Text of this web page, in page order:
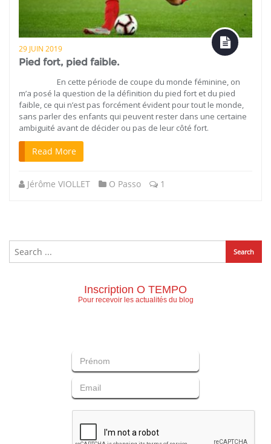
29 JUIN 2019
Pied fort, pied faible.
En cette période de coupe du monde féminine, on
m’a posé la question de la définition du pied fort et du pied
faible, ce qui n’est pas forcément évident pour tout le monde,
sans parler des enfants qui peuvent rester dans une certaine
ambiguité avant de décider ou pas de leur côté fort.
Read More
Jérôme VIOLLET O Passo 1
Inscription O TEMPO
Pour recevoir les actualités du blog